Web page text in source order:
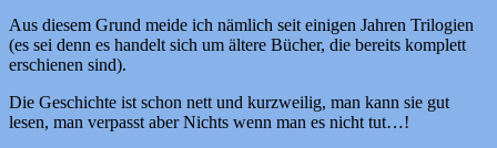
Aus diesem Grund meide ich nämlich seit einigen Jahren Trilogien
(es sei denn es handelt sich um ältere Bücher, die bereits komplett
erschienen sind).
Die Geschichte ist schon nett und kurzweilig, man kann sie gut
lesen, man verpasst aber Nichts wenn man es nicht tut…!